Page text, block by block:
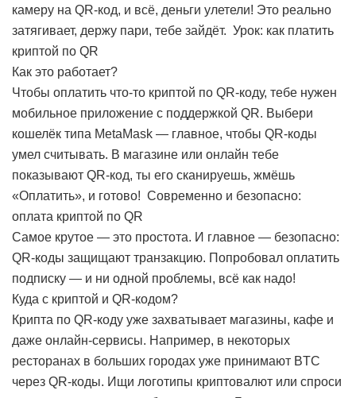
камеру на QR-код, и всё, деньги улетели! Это реально
затягивает, держу пари, тебе зайдёт. Урок: как платить
криптой по QR
Как это работает?
Чтобы оплатить что-то криптой по QR-коду, тебе нужен
мобильное приложение с поддержкой QR. Выбери
кошелёк типа MetaMask — главное, чтобы QR-коды
умел считывать. В магазине или онлайн тебе
показывают QR-код, ты его сканируешь, жмёшь
«Оплатить», и готово! Современно и безопасно:
оплата криптой по QR
Самое крутое — это простота. И главное — безопасно:
QR-коды защищают транзакцию. Попробовал оплатить
подписку — и ни одной проблемы, всё как надо!
Куда с криптой и QR-кодом?
Крипта по QR-коду уже захватывает магазины, кафе и
даже онлайн-сервисы. Например, в некоторых
ресторанах в больших городах уже принимают BTC
через QR-коды. Ищи логотипы криптовалют или спроси